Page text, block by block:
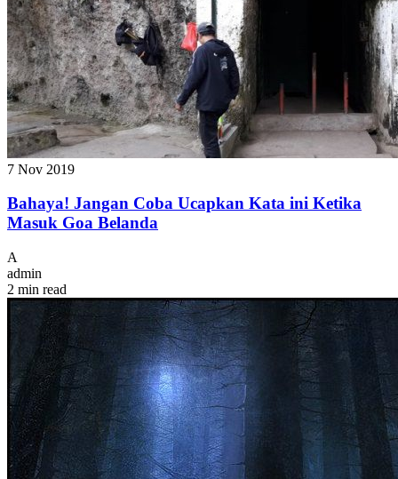
7 Nov 2019
Bahaya! Jangan Coba Ucapkan Kata ini Ketika
Masuk Goa Belanda
A
admin
2 min read